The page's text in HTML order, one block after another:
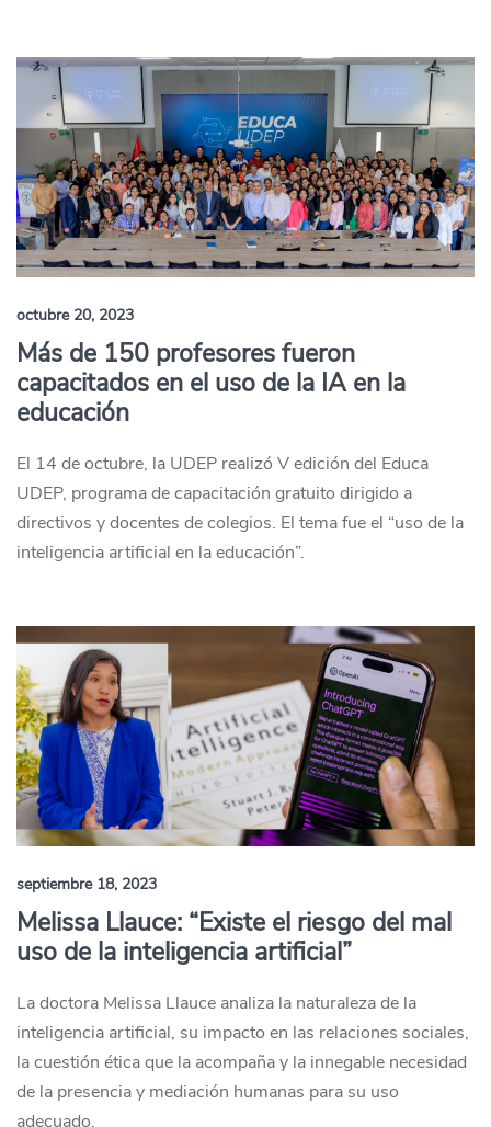
octubre 20, 2023
Más de 150 profesores fueron
capacitados en el uso de la IA en la
educación
El 14 de octubre, la UDEP realizó V edición del Educa
UDEP, programa de capacitación gratuito dirigido a
directivos y docentes de colegios. El tema fue el “uso de la
inteligencia artificial en la educación”.
septiembre 18, 2023
Melissa Llauce: “Existe el riesgo del mal
uso de la inteligencia artificial”
La doctora Melissa Llauce analiza la naturaleza de la
inteligencia artificial, su impacto en las relaciones sociales,
la cuestión ética que la acompaña y la innegable necesidad
de la presencia y mediación humanas para su uso
adecuado.